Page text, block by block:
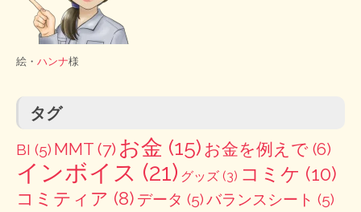
絵・ ハンナ様
タグ
BI (5) MMT (7) お金 (15) お金を例えで (6)
インボイス (21) グッズ (3) コミケ (10)
コミティア (8) データ (5)バランスシート (5)